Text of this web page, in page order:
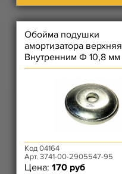
Обойма подушки
амортизатора верхняя
Внутренним Ф 10,8 мм
Код 04164
Арт. 3741-00-2905547-95
Цена: 170 руб